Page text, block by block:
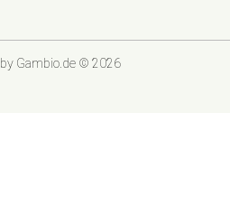
by Gambio.de © 2026